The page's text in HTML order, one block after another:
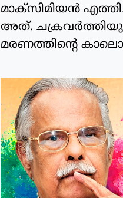
മാക്‌സിമിയന്‍
അത്.
മരണത്തിന്റെ